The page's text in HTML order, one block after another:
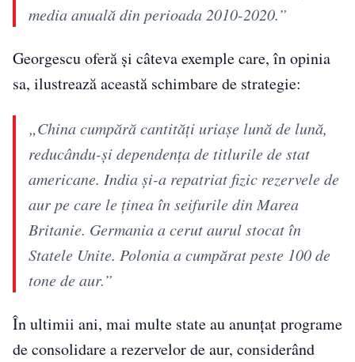
media anuală din perioada 2010-2020.”
Georgescu oferă și câteva exemple care, în opinia
sa, ilustrează această schimbare de strategie:
„China cumpără cantități uriașe lună de lună,
reducându-și dependența de titlurile de stat
americane. India și-a repatriat fizic rezervele de
aur pe care le ținea în seifurile din Marea
Britanie. Germania a cerut aurul stocat în
Statele Unite. Polonia a cumpărat peste 100 de
tone de aur.”
În ultimii ani, mai multe state au anunțat programe
de consolidare a rezervelor de aur, considerând